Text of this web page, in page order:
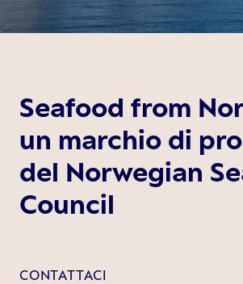
Seafood from
un marchio di
del Norwegian
Council
CONTATTACI